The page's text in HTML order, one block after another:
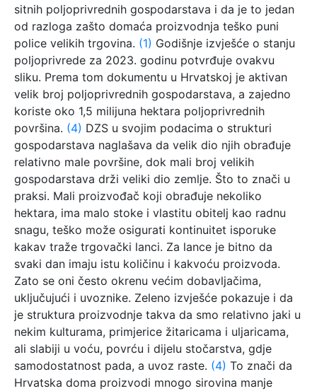
sitnih poljoprivrednih gospodarstava i da je to jedan
od razloga zašto domaća proizvodnja teško puni
police velikih trgovina. (1) Godišnje izvješće o stanju
poljoprivrede za 2023. godinu potvrđuje ovakvu
sliku. Prema tom dokumentu u Hrvatskoj je aktivan
velik broj poljoprivrednih gospodarstava, a zajedno
koriste oko 1,5 milijuna hektara poljoprivrednih
površina. (4) DZS u svojim podacima o strukturi
gospodarstava naglašava da velik dio njih obrađuje
relativno male površine, dok mali broj velikih
gospodarstava drži veliki dio zemlje. Što to znači u
praksi. Mali proizvođač koji obrađuje nekoliko
hektara, ima malo stoke i vlastitu obitelj kao radnu
snagu, teško može osigurati kontinuitet isporuke
kakav traže trgovački lanci. Za lance je bitno da
svaki dan imaju istu količinu i kakvoću proizvoda.
Zato se oni često okrenu većim dobavljačima,
uključujući i uvoznike. Zeleno izvješće pokazuje i da
je struktura proizvodnje takva da smo relativno jaki u
nekim kulturama, primjerice žitaricama i uljaricama,
ali slabiji u voću, povrću i dijelu stočarstva, gdje
samodostatnost pada, a uvoz raste. (4) To znači da
Hrvatska doma proizvodi mnogo sirovina manje